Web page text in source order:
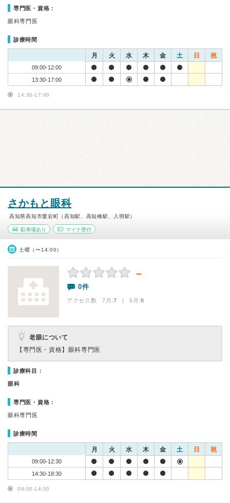
専門医・資格：
眼科専門医
診療時間
月 火 水 木 金 土 日 祝
09:00-12:00
13:30-17:00
14:30-17:00
さかもと眼科
高知県高知市愛宕町（高知駅、高知橋駅、入明駅）
駐車場あり マイナ受付
土曜（〜14:00）
－
0件
アクセス数 7月:7 | 6月:8
老眼について
【専門医・資格】 眼科専門医
診療科目：
眼科
専門医・資格：
眼科専門医
診療時間
月 火 水 木 金 土 日 祝
09:00-12:30
14:30-18:30
09:00-14:00